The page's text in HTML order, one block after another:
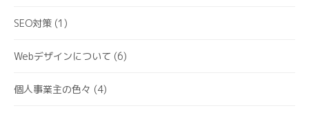
SEO対策 (1)
Webデザインについて (6)
個人事業主の色々 (4)